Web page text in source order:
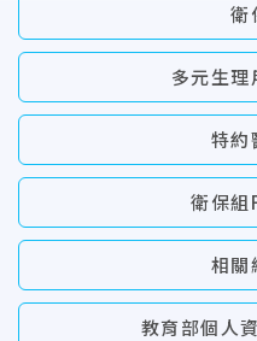
衛
多元生理
特約
衛保
相關
教育部個人